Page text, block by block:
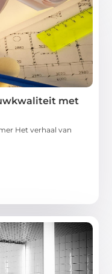
met
Het verhaal van